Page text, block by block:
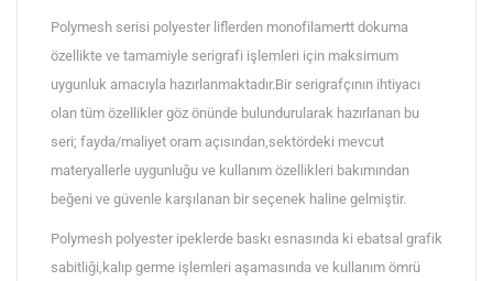
Polymesh serisi polyester liflerden monofilamertt dokuma
özellikte ve tamamiyle serigrafi işlemleri için maksimum
uygunluk amacıyla hazırlanmaktadır.Bir serigrafçının ihtiyacı
olan tüm özellikler göz önünde bulundurularak hazırlanan bu
seri; fayda/maliyet oram açısından,sektördeki mevcut
materyallerle uygunluğu ve kullanım özellikleri bakımından
beğeni ve güvenle karşılanan bir seçenek haline gelmiştir.
Polymesh polyester ipeklerde baskı esnasında ki ebatsal grafik
sabitliği,kalıp germe işlemleri aşamasında ve kullanım ömrü